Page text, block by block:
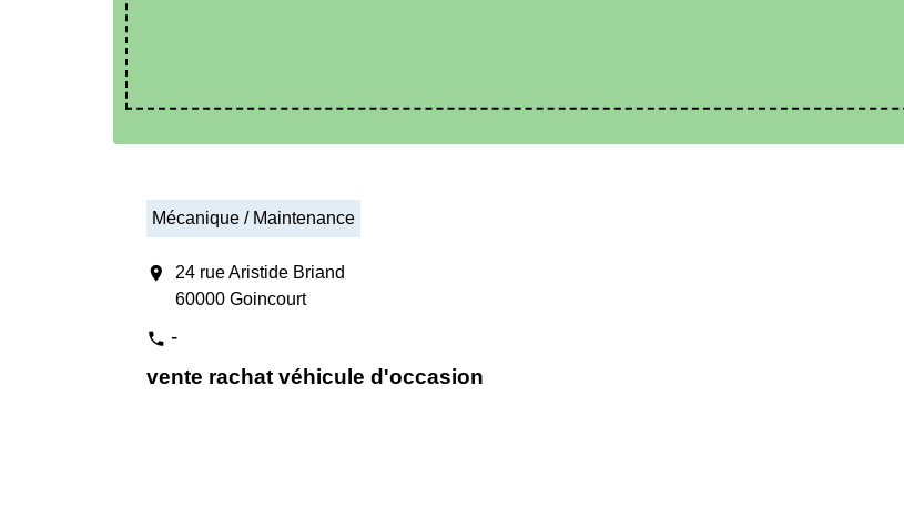
Mécanique / Maintenance
location_on
24 rue Aristide Briand
60000 Goincourt
phone -
vente rachat véhicule d'occasion